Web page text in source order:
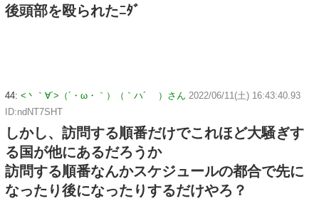
後頭部を殴られたﾆﾀﾞ
44: <丶｀∀´>（´・ω・｀）（｀ハ´ ）さん 2022/06/11(土) 16:43:40.93
ID:ndNT7SHT
しかし、訪問する順番だけでこれほど大騒ぎす
る国が他にあるだろうか
訪問する順番なんかスケジュールの都合で先に
なったり後になったりするだけやろ？